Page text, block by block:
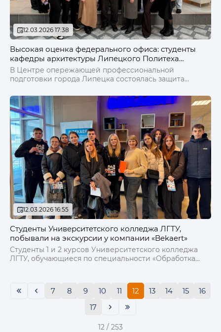
12.03.2026 17:38
Высокая оценка федерального офиса: студенты
кафедры архитектуры Липецкого Политеха
защитили проекты «Школы мечты» для детского
сада №48 и гимназии №19
В Центре опережающей профессиональной
подготовки города Липецка состоялась защита
проекта «Школа мечты». Будущие архитекторы-
проектировщики представили концепции
модернизации образовательных пространств для
детского сада №48 и гимназии №19. Проекты
получили высокую оценку не только региональных
экспертов, но и федерального проектного офиса.
12.03.2026 16:55
Студенты Университетского колледжа ЛГТУ,
побывали на экскурсии у компании «Bekaert»
Студенты 1 и 2 курсов Университетского колледжа
ЛГТУ, обучающиеся по специальности «Обработка
мирового лидера в производстве стальной
проволоки. 7 8 9 10 11 12 13 14 15
16
17
12 / 253